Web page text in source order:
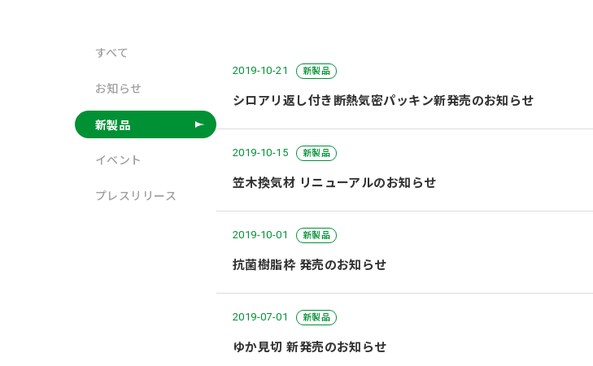
すべて
お知らせ
新製品
イベント
プレスリリース
2019-10-21 新製品
シロアリ返し付き断熱気密パッキン新発売のお知らせ
2019-10-15 新製品
笠木換気材 リニューアルのお知らせ
2019-10-01 新製品
抗菌樹脂枠 発売のお知らせ
2019-07-01 新製品
ゆか見切 新発売のお知らせ